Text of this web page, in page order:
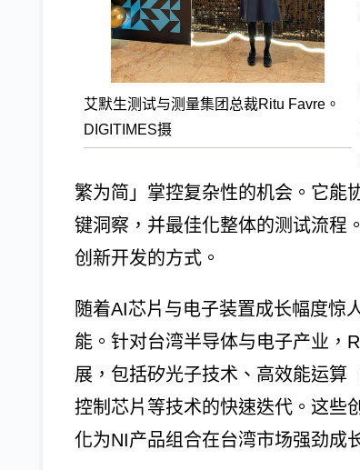
艾默生测试与测量集团总裁Ritu Favre。
DIGITIMES摄
繁为简」掌控复杂性的机会。它能
键洞察，并最佳化整体的测试流程
创新开发的方式。
随着AI芯片与电子装置成长幅度惊
能。针对台湾半导体与电子产业，
展，包括矽光子技术、高效能运算
控制芯片等技术的快速迭代。这些
化为NI产品组合在台湾市场强劲成